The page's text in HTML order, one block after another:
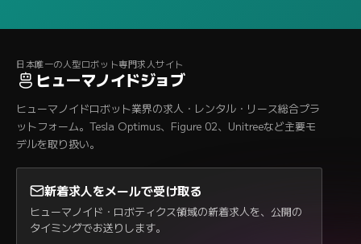
日本唯一の人型ロボット専門求人サイト
ヒューマノイドジョブ
ヒューマノイドロボット業界の求人・レンタル・リース総合プラ
ットフォーム。Tesla Optimus、Figure 02、Unitreeなど主要モ
デルを取り扱い。
新着求人をメールで受け取る
ヒューマノイド・ロボティクス領域の新着求人を、公開の
タイミングでお送りします。